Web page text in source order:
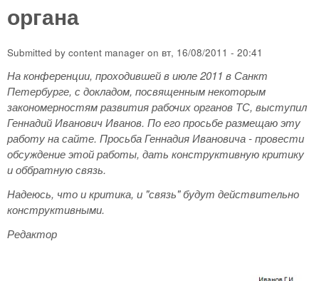
органа
Submitted by content manager on вт, 16/08/2011 - 20:41
На конференции, проходившей в июле 2011 в Санкт
Петербурге, с докладом, посвященным некоторым
закономерностям развития рабочих органов ТС, выступил
Геннадий Иванович Иванов. По его просьбе размещаю эту
работу на сайте. Просьба Геннадия Ивановича - провести
обсуждение этой работы, дать конструктивную критику
и оббратную связь.
Надеюсь, что и критика, и "связь" будут действительно
конструктивными.
Редактор